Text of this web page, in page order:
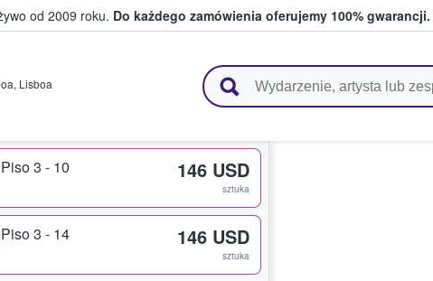
od 2009 roku. Do każdego zamówienia oferujemy 100% gwarancji.
fani i kibice kupują i sprzedają bilety
, Lisboa
3 - 10 146 USD
sztuka
3 - 14 146 USD
sztuka